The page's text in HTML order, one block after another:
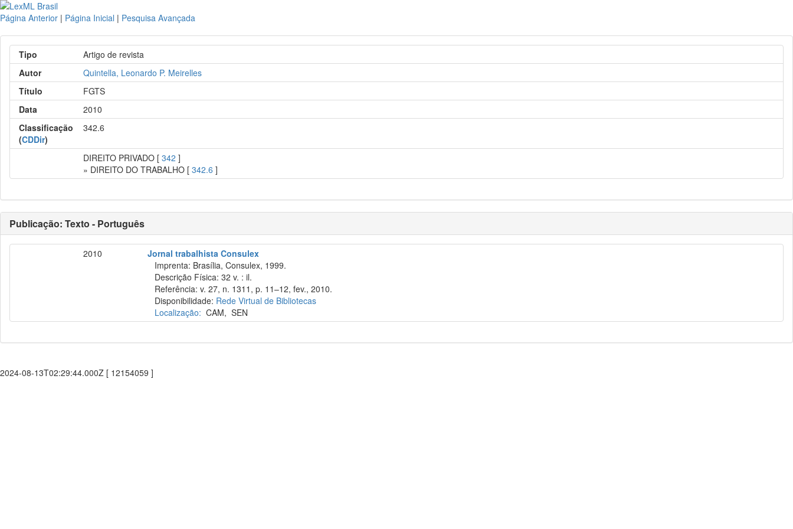
Página Anterior | Página Inicial | Pesquisa Avançada
Tipo
Artigo de revista
Autor
Quintella, Leonardo P. Meirelles
Título
FGTS
Data
2010
Classificação
(CDDir)
342.6
DIREITO PRIVADO [342 ]
» DIREITO DO TRABALHO [342.6 ]
Publicação: Texto - Português
2010
Jornal trabalhista Consulex
Imprenta: Brasília, Consulex, 1999.
Descrição Física: 32 v. : il.
Referência: v. 27, n. 1311, p. 11–12, fev., 2010.
Disponibilidade: Rede Virtual de Bibliotecas
Localização: CAM,SEN
2024-08-13T02:29:44.000Z [ 12154059 ]